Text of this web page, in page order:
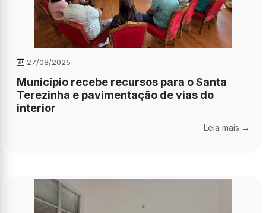
27/08/2025
Município recebe recursos para o Santa
Terezinha e pavimentação de vias do
interior
Leia mais →